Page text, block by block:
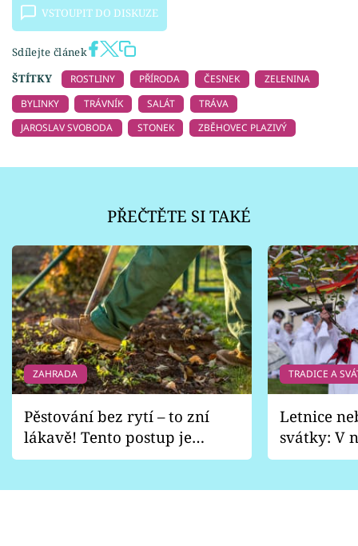
VSTOUPIT DO DISKUZE
Sdílejte článek
ŠTÍTKY
ROSTLINY PŘÍRODA ČESNEK
ZELENINA
BYLINKY
TRÁVNÍK SALÁT
TRÁVA
JAROSLAV SVOBODA
STONEK ZBĚHOVEC PLAZIVÝ
PŘEČTĚTE SI TAKÉ
ZAHRADA
Pěstování bez rytí – to zní
lákavě! Tento postup je
vhodný jen pro některé
TRADICE A
Letnice
svátky: V
pondělí